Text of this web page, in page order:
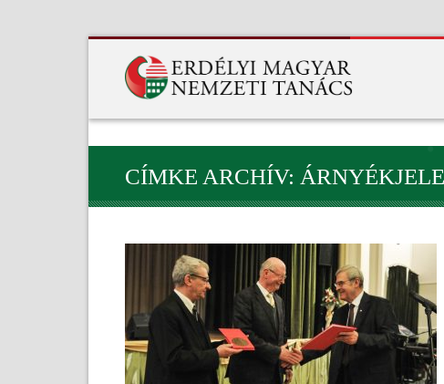
CÍMKE ARCHÍV: